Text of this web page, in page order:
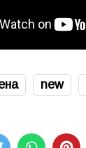
new